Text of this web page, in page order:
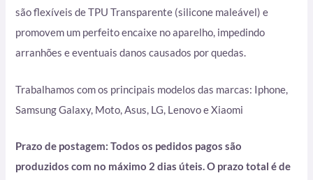
são flexíveis de TPU Transparente (silicone maleável) e
promovem um perfeito encaixe no aparelho, impedindo
arranhões e eventuais danos causados por quedas.
Trabalhamos com os principais modelos das marcas: Iphone,
Samsung Galaxy, Moto, Asus, LG, Lenovo e Xiaomi
Prazo de postagem: Todos os pedidos pagos são
produzidos com no máximo 2 dias úteis. O prazo total é de